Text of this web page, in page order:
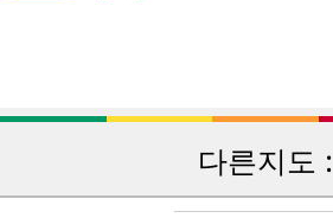
다른지도 :